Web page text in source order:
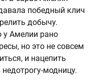
победный клич
добычу.
у Амелии рано
но это не совсем
и нацепить
модницу.